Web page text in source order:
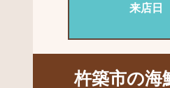
来店日
杵築市の海